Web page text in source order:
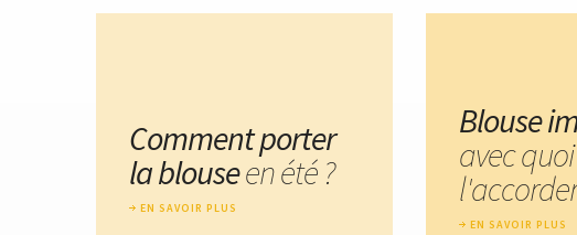
Comment porter
la blouseen été ?
EN SAVOIR PLUS
Blouse
avec quoi
EN SAVOIR PLUS